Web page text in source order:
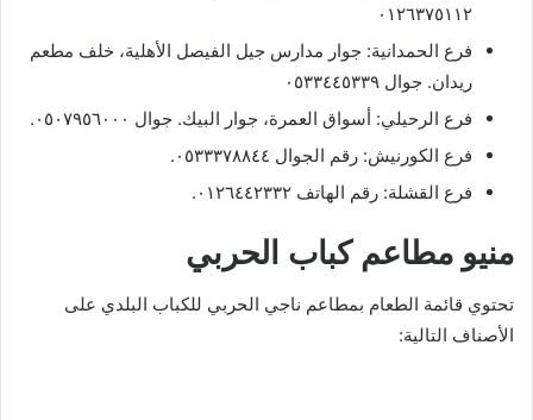
٠١٢٦٣٧٥١١٢
فرع الحمدانية: جوار مدارس جيل الفيصل الأهلية، خلف مطعم
ريدان. جوال ٠٥٣٣٤٤٥٣٣٩
فرع الرحيلي: أسواق العمرة، جوار البيك. جوال ٠٥٠٧٩٥٦٠٠٠.
فرع الكورنيش: رقم الجوال ٠٥٣٣٣٧٨٨٤٤.
فرع القشلة: رقم الهاتف ٠١٢٦٤٤٢٣٣٢.
منيو مطاعم كباب الحربي
تحتوي قائمة الطعام بمطاعم ناجي الحربي للكباب البلدي على
الأصناف التالية: